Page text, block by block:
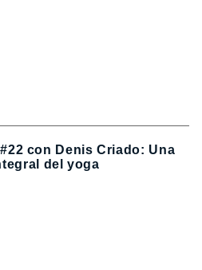
con Denis Criado: Una
del yoga